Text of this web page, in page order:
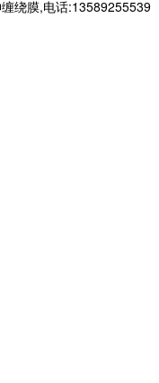
绕膜,电话:13589255539